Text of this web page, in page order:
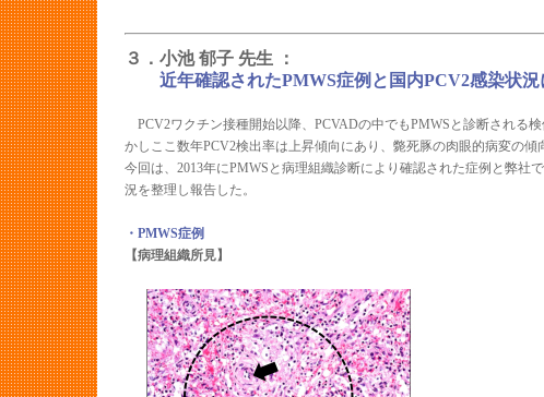
３．小池 郁子 先生 ：
近年確認されたPMWS症例と国内PCV2感染状況
PCV2ワクチン接種開始以降、PCVADの中でもPMWSと診断される
かしここ数年PCV2検出率は上昇傾向にあり、斃死豚の肉眼的病変の傾
今回は、2013年にPMWSと病理組織診断により確認された症例と弊社
況を整理し報告した。
・PMWS症例
【病理組織所見】